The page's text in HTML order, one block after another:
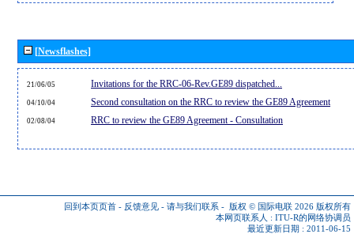
[Newsflashes]
21/06/05 Invitations for the RRC-06-Rev.GE89 dispatched...
04/10/04 Second consultation on the RRC to review the GE89 Agreement
02/08/04 RRC to review the GE89 Agreement - Consultation
回到本页页首 - 反馈意见 - 请与我们联系 - 版权 © 国际电联 2026 版权所有
本网页联系人 : ITU-R的网络协调员
最近更新日期 : 2011-06-15